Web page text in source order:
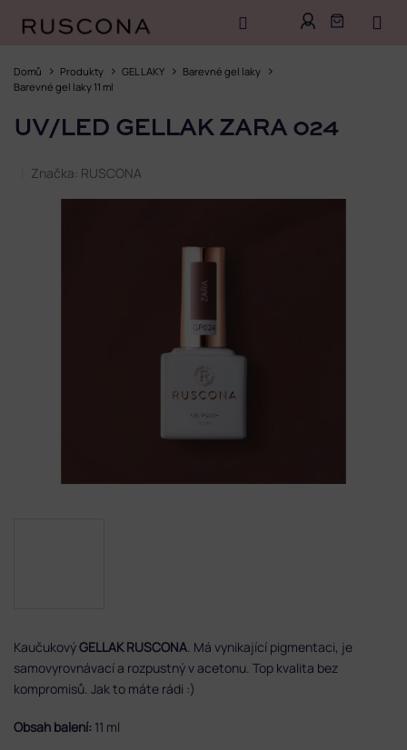
obsah
Domů Produkty GEL LAKY
Barevné gel laky
Barevné gel laky 11 ml
UV/LED GELLAK ZARA 024
Značka: RUSCONA
KaučukovýGELLAK RUSCONA . Má vynikající pigmentaci, je
samovyrovnávací a rozpustný v acetonu. Top kvalita bez
kompromisů. Jak to máte rádi :)
Obsah balení: 11 ml